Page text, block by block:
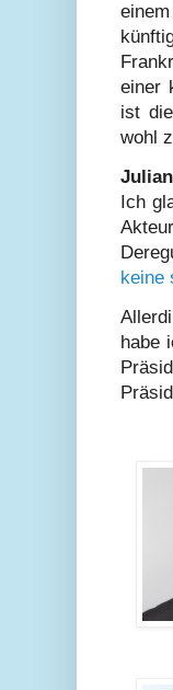
einer
ist
wohl
Julian
Ich
keine
habe